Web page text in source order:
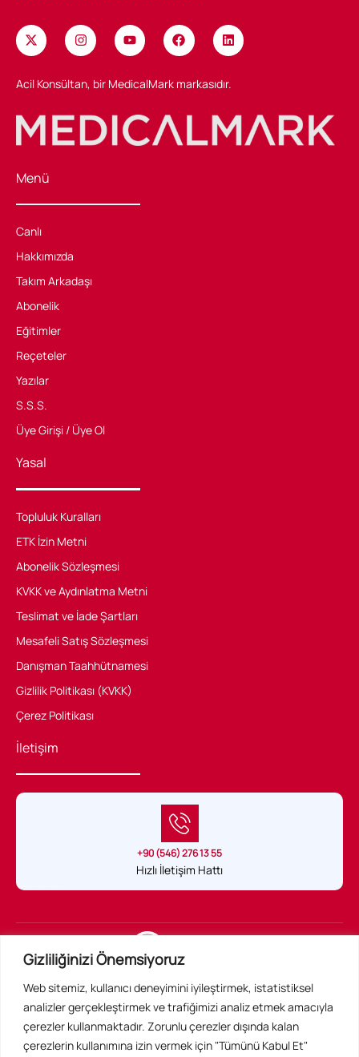
Gizliliğinizi Önemsiyoruz
Web sitemiz, kullanıcı deneyimini iyileştirmek, istatistiksel
analizler gerçekleştirmek ve trafiğimizi analiz etmek amacıyla
çerezler kullanmaktadır. Zorunlu çerezler dışında kalan
çerezlerin kullanımına izin vermek için "Tümünü Kabul Et"
Acil Konsültan, bir MedicalMark markasıdır.
Menü
Canlı
Hakkımızda
Takım Arkadaşı
Abonelik
Eğitimler
Reçeteler
Yazılar
S.S.S.
Üye Girişi / Üye Ol
Yasal
Topluluk Kuralları
ETK İzin Metni
Abonelik Sözleşmesi
KVKK ve Aydınlatma Metni
Teslimat ve İade Şartları
Mesafeli Satış Sözleşmesi
Danışman Taahhütnamesi
Gizlilik Politikası (KVKK)
Çerez Politikası
İletişim
+90 (546) 276 13 55
Hızlı İletişim Hattı
Acil Konsültan Resmi Web Sitesidir ©
Tüm Hakları Saklıdır